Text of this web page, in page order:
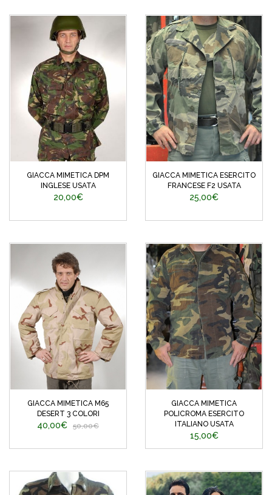
GIACCA MIMETICA DPM
INGLESE USATA
20,00€
GIACCA MIMETICA ESERCITO
FRANCESE F2 USATA
25,00€
GIACCA MIMETICA M65
DESERT 3 COLORI
40,00€ 50,00€
GIACCA MIMETICA
POLICROMA ESERCITO
ITALIANO USATA
15,00€